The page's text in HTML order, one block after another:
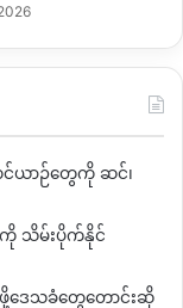
ကလေးငယ်တွေကို
င်တာ မလုပ်မိစေ
Copy URL
င်ယာဉ်တွေကို ဆင်၊
သိမ်းပိုက်နိုင်
ဒေသခံတွေတောင်းဆို